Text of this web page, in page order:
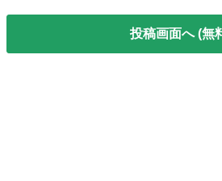
投稿画面へ (無